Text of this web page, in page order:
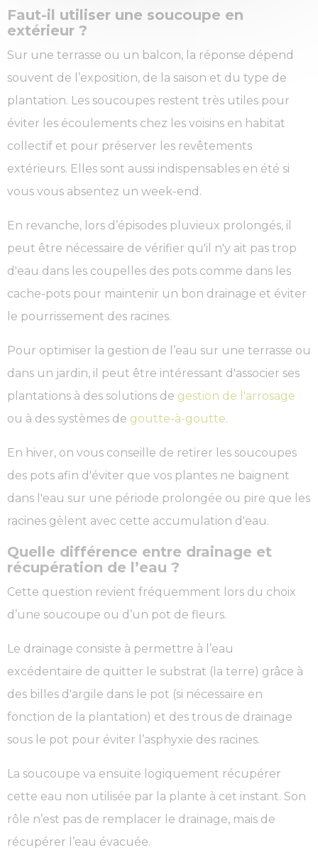
Faut-il utiliser une soucoupe en
extérieur ?
Sur une terrasse ou un balcon, la réponse dépend
souvent de l’exposition, de la saison et du type de
plantation. Les soucoupes restent très utiles pour
éviter les écoulements chez les voisins en habitat
collectif et pour préserver les revêtements
extérieurs. Elles sont aussi indispensables en été si
vous vous absentez un week-end.
En revanche, lors d’épisodes pluvieux prolongés, il
peut être nécessaire de vérifier qu'il n'y ait pas trop
d'eau dans les coupelles des pots comme dans les
cache-pots pour maintenir un bon drainage et éviter
le pourrissement des racines.
Pour optimiser la gestion de l’eau sur une terrasse ou
dans un jardin, il peut être intéressant d'associer ses
plantations à des solutions de gestion de l'arrosage
ou à des systèmes de goutte-à-goutte.
En hiver, on vous conseille de retirer les soucoupes
des pots afin d'éviter que vos plantes ne baignent
dans l'eau sur une période prolongée ou pire que les
racines gèlent avec cette accumulation d'eau.
Quelle différence entre drainage et
récupération de l’eau ?
Cette question revient fréquemment lors du choix
d’une soucoupe ou d’un pot de fleurs.
Le drainage consiste à permettre à l’eau
excédentaire de quitter le substrat (la terre) grâce à
des billes d'argile dans le pot (si nécessaire en
fonction de la plantation) et des trous de drainage
sous le pot pour éviter l’asphyxie des racines.
La soucoupe va ensuite logiquement récupérer
cette eau non utilisée par la plante à cet instant. Son
rôle n’est pas de remplacer le drainage, mais de
récupérer l’eau évacuée.